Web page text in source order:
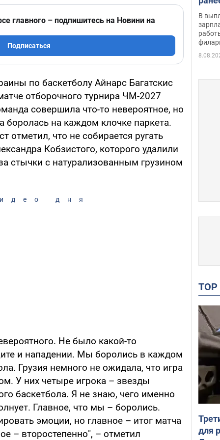
главного – подпишитесь на Новини на
Подписаться
по баскетболу Айнарс Багатскис
отборочного турнира ЧМ-2027
совершила что-то невероятное, но
боролась на каждом клочке паркета.
отметил, что не собирается ругать
Кобзистого, которого удалили
стычки с натурализованным грузином
дня
Не было какой-то
и нападении. Мы боролись в каждом
Грузия немного не ожидала, что игра
У них четыре игрока – звезды
баскетбола. Я не знаю, чего именно
Главное, что мы – боролись.
эмоции, но главное – итог матча
– второстепенно", – отметил
В
для